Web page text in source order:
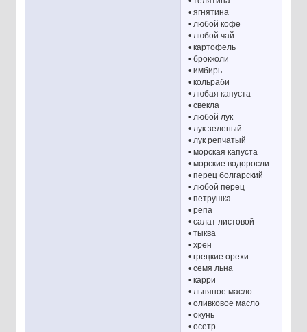
• ягнятина
• любой кофе
• любой чай
• картофель
• брокколи
• имбирь
• кольраби
• любая капуста
• свекла
• любой лук
• лук зеленый
• лук репчатый
• морская капуста
• морские водоросли
• перец болгарский
• любой перец
• петрушка
• репа
• салат листовой
• тыква
• хрен
• грецкие орехи
• семя льна
• карри
• льняное масло
• оливковое масло
• окунь
• осетр